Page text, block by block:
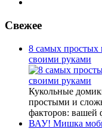
Свежее
8 самых простых
своими руками
Кукольные
простыми и
факторов: вашей
ВАУ! Мишка